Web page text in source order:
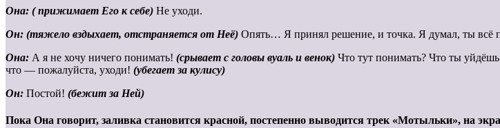
Она: ( прижимает Его к себе) Не уходи.
Он: (тяжело вздыхает, отстраняется от Неё) Опять… Я принял решение, и точка. Я думал, ты всё
Она: А я не хочу ничего понимать! (срывает с головы вуаль и венок) Что тут понимать? Что ты
что — пожалуйста, уходи! (убегает за кулису)
Он: Постой! (бежит за Ней)
Пока Она говорит, заливка становится красной, постепенно выводится трек «Мотыльки», на